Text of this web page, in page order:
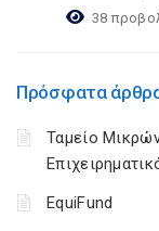
38
Πρόσφατα
Ταμείο
EquiFund